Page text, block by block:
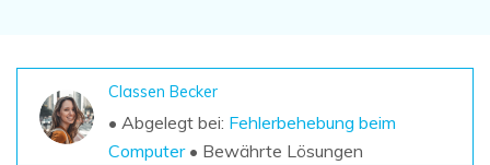
wiederherstellen
Classen Becker
• Abgelegt bei: Fehlerbehebung beim
Computer• Bewährte Lösungen